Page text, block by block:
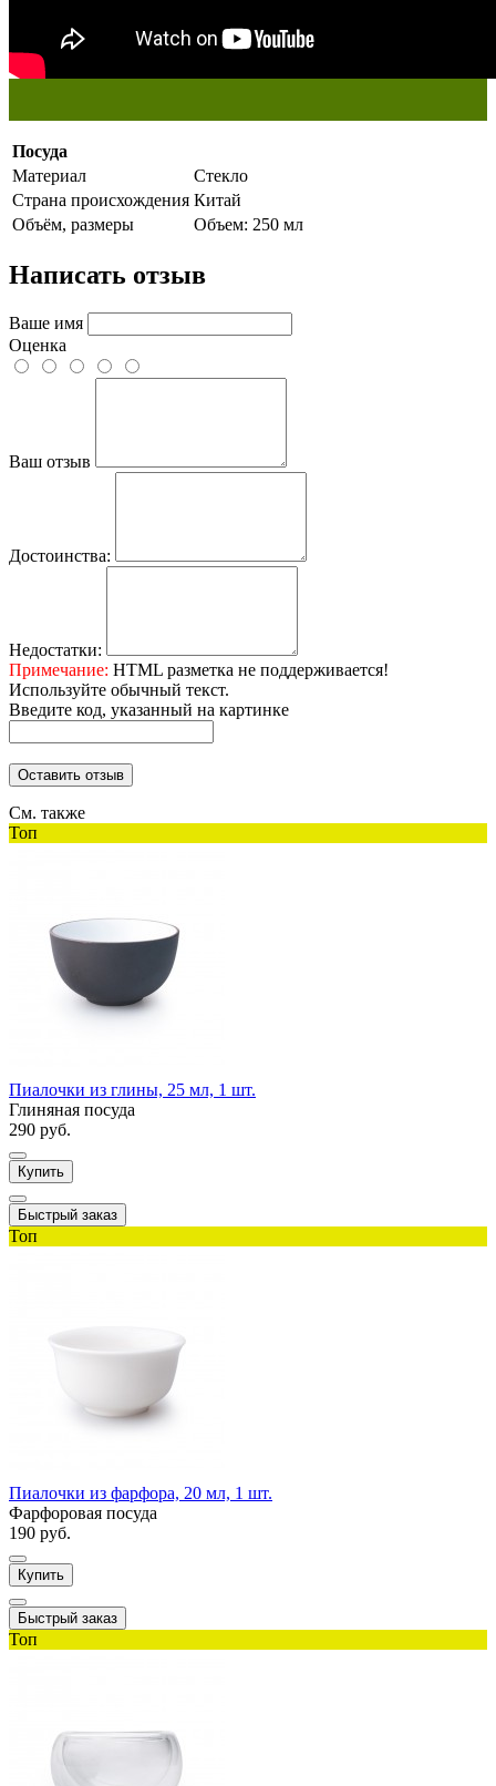
Посуда
Материал
Стекло
Страна происхождения Китай
Объём, размеры
Объем: 250 мл
Написать отзыв
Ваше имя
Оценка
Ваш отзыв
Достоинства:
Недостатки:
Примечание: HTML разметка не поддерживается!
Используйте обычный текст.
Введите код, указанный на картинке
Оставить отзыв
См. также
Топ
Пиалочки из глины, 25 мл, 1 шт.
Глиняная посуда
290 руб.
Купить
Быстрый заказ
Топ
Пиалочки из фарфора, 20 мл, 1 шт.
Фарфоровая посуда
190 руб.
Купить
Быстрый заказ
Топ